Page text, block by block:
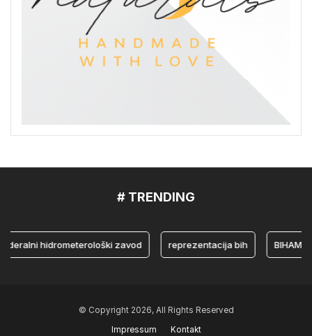
# TRENDING
hidrometerološki zavod reprezentacija bih BIHAMK
© Copyright 2026, All Rights Reserved
Impressum
Kontakt